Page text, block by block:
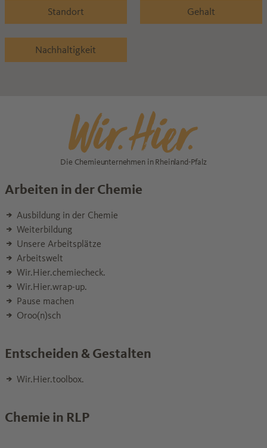
Standort Gehalt
Nachhaltigkeit
Die Chemieunternehmen in Rheinland-Pfalz
Arbeiten in der Chemie
Ausbildung in der Chemie
Weiterbildung
Unsere Arbeitsplätze
Arbeitswelt
Wir.Hier.chemiecheck.
Wir.Hier.wrap-up.
Pause machen
Oroo(n)sch
Entscheiden & Gestalten
Wir.Hier.toolbox.
Chemie in RLP